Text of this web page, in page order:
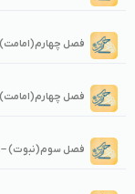
فصل چهارم(امامت)
فصل
فصل سوم(نبوت) –